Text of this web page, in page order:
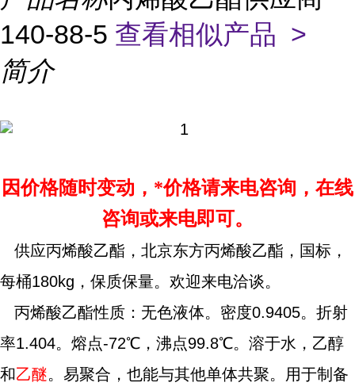
140-88-5 查看相似产品 >
简介
因价格随时变动，*价格请来电咨询，在线
咨询或来电即可。
供应丙烯酸乙酯，北京东方丙烯酸乙酯，国标，
每桶180kg，保质保量。欢迎来电洽谈。
丙烯酸乙酯性质：无色液体。密度0.9405。折射
率1.404。熔点-72℃，沸点99.8℃。溶于水，乙醇
和乙醚。易聚合，也能与其他单体共聚。用于制备